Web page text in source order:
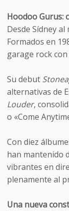
Hoodoo Gurus:
Desde Sídney al
Formados en
garage rock
Su debut
alternativas de
Louder,
o «Come
Con diez
han mantenido
vibrantes en
plenamente al
Una nueva